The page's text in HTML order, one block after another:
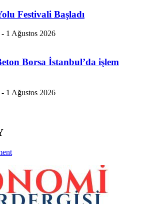
Festivali Başladı
- 1 Ağustos 2026
Borsa İstanbul’da işlem
- 1 Ağustos 2026